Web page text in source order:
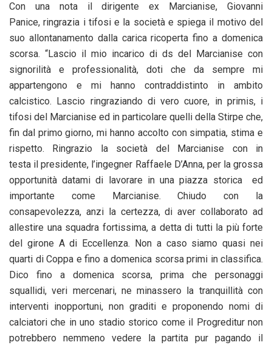
Con una nota il dirigente ex Marcianise, Giovanni
Panice, ringrazia i tifosi e la società e spiega il motivo del
suo allontanamento dalla carica ricoperta fino a domenica
scorsa. “Lascio il mio incarico di ds del Marcianise con
signorilità e professionalità, doti che da sempre mi
appartengono e mi hanno contraddistinto in ambito
calcistico. Lascio ringraziando di vero cuore, in primis, i
tifosi del Marcianise ed in particolare quelli della Stirpe che,
fin dal primo giorno, mi hanno accolto con simpatia, stima e
rispetto. Ringrazio la società del Marcianise con in
testa il presidente, l’ingegner Raffaele D’Anna, per la grossa
opportunità datami di lavorare in una piazza storica ed
importante come Marcianise. Chiudo con la
consapevolezza, anzi la certezza, di aver collaborato ad
allestire una squadra fortissima, a detta di tutti la più forte
del girone A di Eccellenza. Non a caso siamo quasi nei
quarti di Coppa e fino a domenica scorsa primi in classifica.
Dico fino a domenica scorsa, prima che personaggi
squallidi, veri mercenari, ne minassero la tranquillità con
interventi inopportuni, non graditi e proponendo nomi di
calciatori che in uno stadio storico come il Progreditur non
potrebbero nemmeno vedere la partita pur pagando il